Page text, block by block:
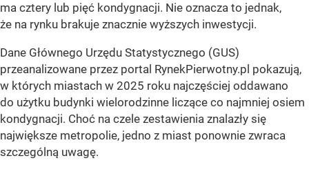
ma cztery lub pięć kondygnacji. Nie oznacza to jednak,
że na rynku brakuje znacznie wyższych inwestycji.
Dane Głównego Urzędu Statystycznego (GUS)
przeanalizowane przez portal RynekPierwotny.pl pokazują,
w których miastach w 2025 roku najczęściej oddawano
do użytku budynki wielorodzinne liczące co najmniej osiem
kondygnacji. Choć na czele zestawienia znalazły się
największe metropolie, jedno z miast ponownie zwraca
szczególną uwagę.